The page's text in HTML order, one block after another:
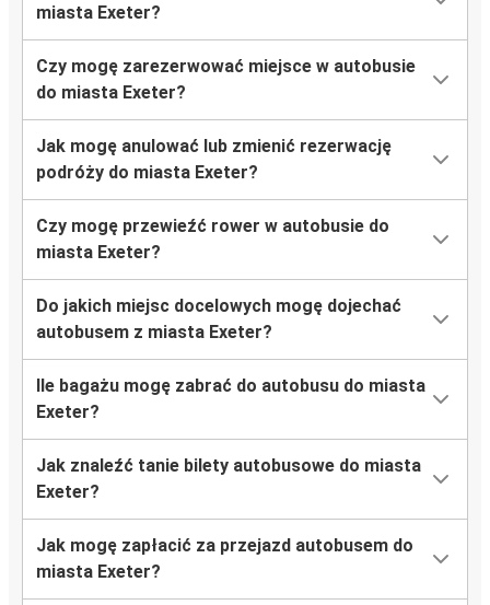
miasta Exeter?
Czy mogę zarezerwować miejsce w autobusie
do miasta Exeter?
Jak mogę anulować lub zmienić rezerwację
podróży do miasta Exeter?
Czy mogę przewieźć rower w autobusie do
miasta Exeter?
Do jakich miejsc docelowych mogę dojechać
autobusem z miasta Exeter?
Ile bagażu mogę zabrać do autobusu do miasta
Exeter?
Jak znaleźć tanie bilety autobusowe do miasta
Exeter?
Jak mogę zapłacić za przejazd autobusem do
miasta Exeter?